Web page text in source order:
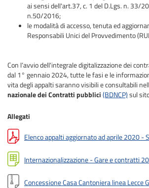
ai sensi dell'art.37, c. 1 del D.Lgs. n. 33/
n.50/2016;
le modalità di accesso, tenuta ed
Responsabili Unici del Provvedimento
Con l’avvio dell'integrale digitalizzazione dei
dal 1° gennaio 2024, tutte le fasi e le
vita degli appalti saranno visibili e consultabili
nazionale dei Contratti pubblici(BDNCP)sul
Allegati
Elenco appalti aggiornato ad aprile 2020 -
Internazionalizzazione - Gare e contratti
Concessione Casa Cantoniera linea Lecce